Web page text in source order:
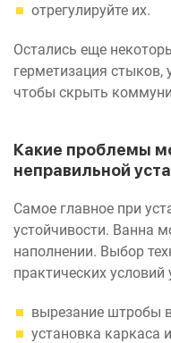
отрегулируйте их.
Остались еще
герметизация стыков,
чтобы скрыть
Какие проблемы
неправильной
Самое главное при
устойчивости. Ванна
наполнении. Выбор
практических условий
вырезание штробы
установка каркаса